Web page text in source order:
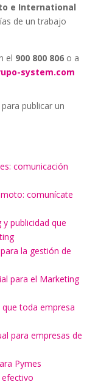
e International
de un trabajo
el 900 800 806o a
system.com
para publicar un
comunicación
comunícate
publicidad que
la gestión de
para el Marketing
toda empresa
para empresas de
Pymes